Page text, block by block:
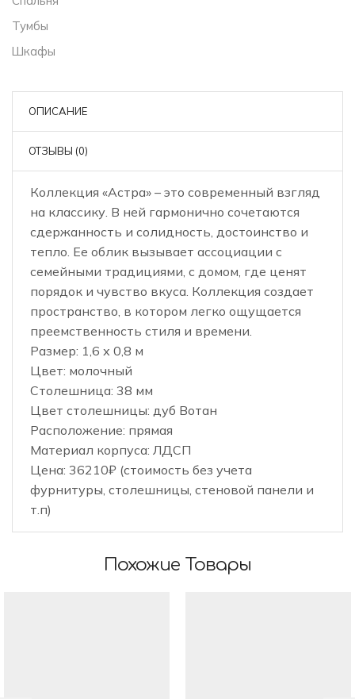
Тумбы
Шкафы
ОПИСАНИЕ
ОТЗЫВЫ (0)
Коллекция «Астра» – это современный взгляд
на классику. В ней гармонично сочетаются
сдержанность и солидность, достоинство и
тепло. Ее облик вызывает ассоциации с
семейными традициями, с домом, где ценят
порядок и чувство вкуса. Коллекция создает
пространство, в котором легко ощущается
преемственность стиля и времени.
Размер: 1,6 х 0,8 м
Цвет: молочный
Столешница: 38 мм
Цвет столешницы: дуб Вотан
Расположение: прямая
Материал корпуса: ЛДСП
Цена: 36210₽ (стоимость без учета
фурнитуры, столешницы, стеновой панели и
т.п)
Похожие Товары